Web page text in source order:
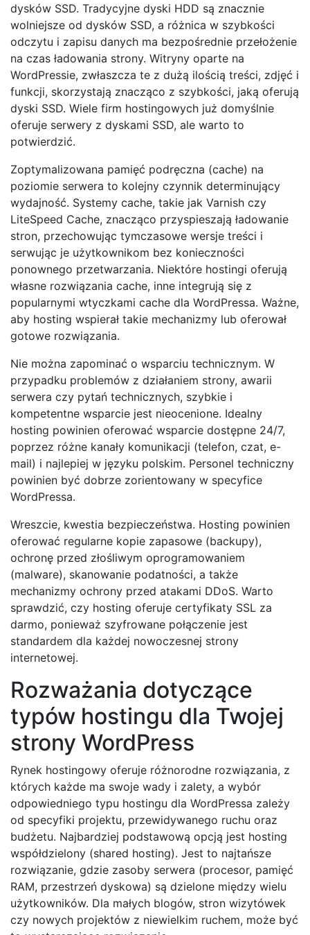
dysków SSD. Tradycyjne dyski HDD są znacznie
wolniejsze od dysków SSD, a różnica w szybkości
odczytu i zapisu danych ma bezpośrednie przełożenie
na czas ładowania strony. Witryny oparte na
WordPressie, zwłaszcza te z dużą ilością treści, zdjęć i
funkcji, skorzystają znacząco z szybkości, jaką oferują
dyski SSD. Wiele firm hostingowych już domyślnie
oferuje serwery z dyskami SSD, ale warto to
potwierdzić.
Zoptymalizowana pamięć podręczna (cache) na
poziomie serwera to kolejny czynnik determinujący
wydajność. Systemy cache, takie jak Varnish czy
LiteSpeed Cache, znacząco przyspieszają ładowanie
stron, przechowując tymczasowe wersje treści i
serwując je użytkownikom bez konieczności
ponownego przetwarzania. Niektóre hostingi oferują
własne rozwiązania cache, inne integrują się z
popularnymi wtyczkami cache dla WordPressa. Ważne,
aby hosting wspierał takie mechanizmy lub oferował
gotowe rozwiązania.
Nie można zapominać o wsparciu technicznym. W
przypadku problemów z działaniem strony, awarii
serwera czy pytań technicznych, szybkie i
kompetentne wsparcie jest nieocenione. Idealny
hosting powinien oferować wsparcie dostępne 24/7,
poprzez różne kanały komunikacji (telefon, czat, e-
mail) i najlepiej w języku polskim. Personel techniczny
powinien być dobrze zorientowany w specyfice
WordPressa.
Wreszcie, kwestia bezpieczeństwa. Hosting powinien
oferować regularne kopie zapasowe (backupy),
ochronę przed złośliwym oprogramowaniem
(malware), skanowanie podatności, a także
mechanizmy ochrony przed atakami DDoS. Warto
sprawdzić, czy hosting oferuje certyfikaty SSL za
darmo, ponieważ szyfrowane połączenie jest
standardem dla każdej nowoczesnej strony
internetowej.
Rozważania dotyczące
typów hostingu dla Twojej
strony WordPress
Rynek hostingowy oferuje różnorodne rozwiązania, z
których każde ma swoje wady i zalety, a wybór
odpowiedniego typu hostingu dla WordPressa zależy
od specyfiki projektu, przewidywanego ruchu oraz
budżetu. Najbardziej podstawową opcją jest hosting
współdzielony (shared hosting). Jest to najtańsze
rozwiązanie, gdzie zasoby serwera (procesor, pamięć
RAM, przestrzeń dyskowa) są dzielone między wielu
użytkowników. Dla małych blogów, stron wizytówek
czy nowych projektów z niewielkim ruchem, może być